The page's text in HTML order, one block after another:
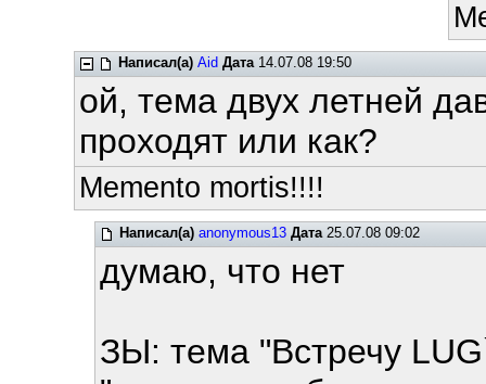
Написал(а) Aid Дата14.07.08 19:50
ой, тема двух летней
проходят или как?
Memento mortis!!!!
Написал(а) anonymous13 Дата25.07.08 09:02
думаю, что нет
ЗЫ: тема "Встречу